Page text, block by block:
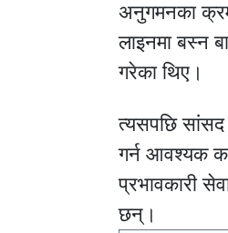
अनुगमनका
लाइनमा बस्न
गरेका थिए।
त्यसपछि सांसद
गर्न आवश्यक
प्रभावकारी
छन्।